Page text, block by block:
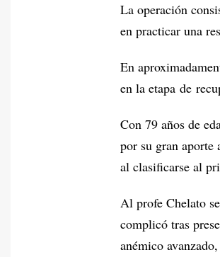
La operación
en practicar una
En
en la etapa de
Con 79 años de
por su gran
al clasificarse al
Al profe Chelato
complicó tras
anémico